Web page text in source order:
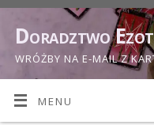
Doradztwo
WRÓŻBY NA E-MAIL Z
MENU